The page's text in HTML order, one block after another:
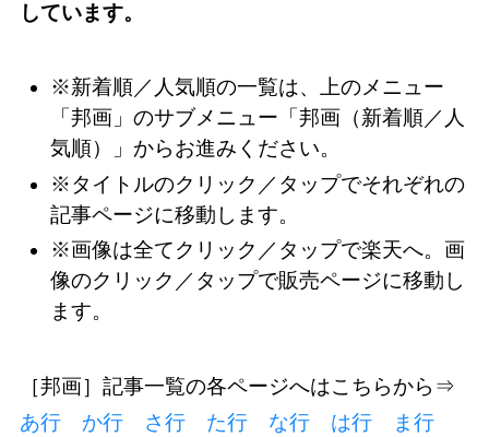
しています。
※新着順／人気順の一覧は、上のメニュー
「邦画」のサブメニュー「邦画（新着順／人
気順）」からお進みください。
※タイトルのクリック／タップでそれぞれの
記事ページに移動します。
※画像は全てクリック／タップで楽天へ。画
像のクリック／タップで販売ページに移動し
ます。
［邦画］記事一覧の各ページへはこちらから⇒
あ行
か行 さ行 た行 な行 は行
ま行